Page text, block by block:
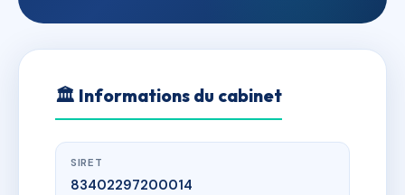
🏛 Informations du cabinet
SIRET
83402297200014